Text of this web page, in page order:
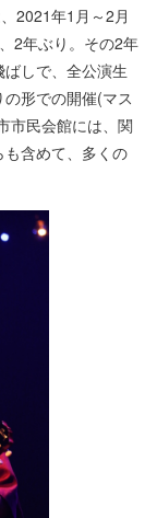
2021年1月～2月
2年ぶり。その2年
しで、全公演生
形での開催(マス
市民会館には、関
含めて、多くの